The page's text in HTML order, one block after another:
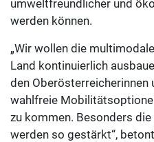
umweltfreundlicher und
werden können.
„Wir wollen die
Land kontinuierlich
den Oberösterreicherinnen
wahlfreie
zu kommen. Besonders
werden so gestärkt“,